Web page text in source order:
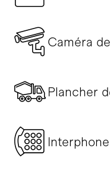
Caméra
Plancher
Interphone